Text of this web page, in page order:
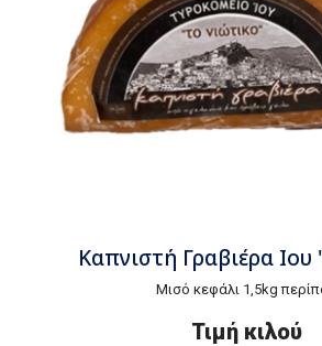
Καπνιστή Γραβιέρα
Μισό κεφάλι 1,5kg
Τιμή κιλού